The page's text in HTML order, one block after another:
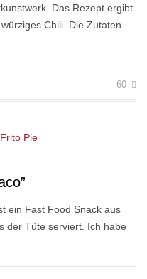
Das Rezept ergibt
Chili. Die Zutaten
60
ein Fast Food Snack aus
der Tüte serviert. Ich habe